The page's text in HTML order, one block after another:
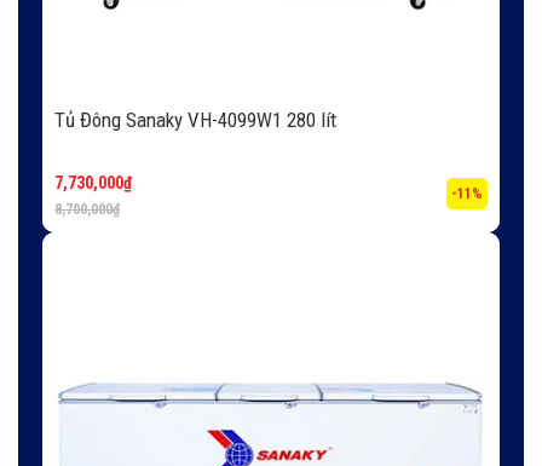
Tủ Đông Sanaky VH-4099W1 280 lít
8,700,000₫
7,730,000₫
-11%